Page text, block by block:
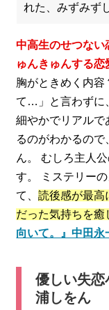
れた、みずみず
中高生のせつない
ゅんきゅんする恋
胸がときめく内容
て…」と言わずに
細やかでリアルで
るのがわかるの
ん。 むしろ主人
す。 ミステリー
て、読後感が最高
だった気持ちを癒
向いて。』中田永
優しい失
浦しをん